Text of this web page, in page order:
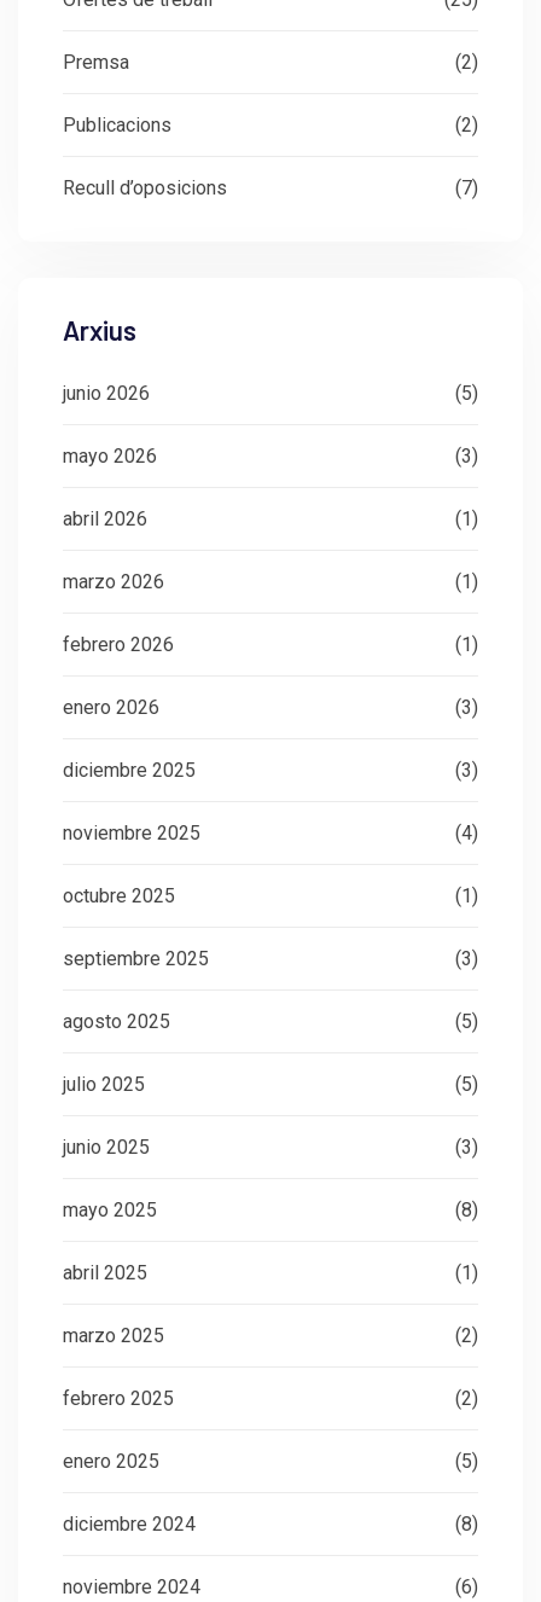
Premsa (2)
Publicacions (2)
Recull d’oposicions (7)
Arxius
junio 2026 (5)
mayo 2026 (3)
abril 2026 (1)
marzo 2026 (1)
febrero 2026 (1)
enero 2026 (3)
diciembre 2025 (3)
noviembre 2025 (4)
octubre 2025 (1)
septiembre 2025 (3)
agosto 2025 (5)
julio 2025 (5)
junio 2025 (3)
mayo 2025 (8)
abril 2025 (1)
marzo 2025 (2)
febrero 2025 (2)
enero 2025 (5)
diciembre 2024 (8)
noviembre 2024 (6)